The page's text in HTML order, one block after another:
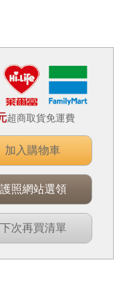
超商取貨免運費
加入購物車
照網站選領
次再買清單